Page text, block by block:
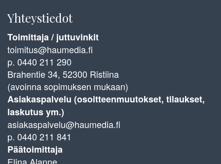
Yhteystiedot
Toimittaja / juttuvinkit
toimitus@haumedia.fi
p. 0440 211 290
Brahentie 34, 52300 Ristiina
(avoinna sopimuksen mukaan)
Asiakaspalvelu (osoitteenmuutokset, tilaukset,
laskutus ym.)
asiakaspalvelu@haumedia.fi
p. 0440 211 841
Päätoimittaja
Elina Alanne